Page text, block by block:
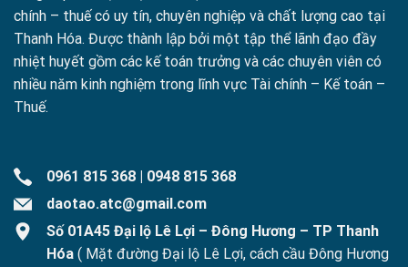
chính – thuế có uy tín, chuyên nghiệp và chất lượng cao tại
Thanh Hóa. Được thành lập bởi một tập thể lãnh đạo đầy
nhiệt huyết gồm các kế toán trưởng và các chuyên viên có
nhiều năm kinh nghiệm trong lĩnh vực Tài chính – Kế toán –
Thuế.
0961 815 368 | 0948 815 368
daotao.atc@gmail.com
Số 01A45 Đại lộ Lê Lợi – Đông Hương – TP Thanh
Hóa ( Mặt đường Đại lộ Lê Lợi, cách cầu Đông Hương